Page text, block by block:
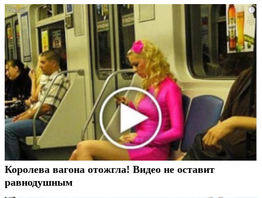
i
Королева вагона отожгла! Видео не оставит
равнодушным